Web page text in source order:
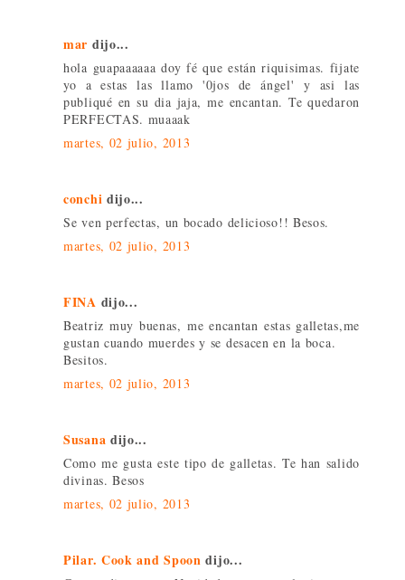
mar dijo...
hola guapaaaaaa doy fé que están riquisimas. fijate
yo a estas las llamo '0jos de ángel' y asi las
publiqué en su dia jaja, me encantan. Te quedaron
PERFECTAS. muaaak
martes, 02 julio, 2013
conchi dijo...
Se ven perfectas, un bocado delicioso!! Besos.
martes, 02 julio, 2013
FINA dijo...
Beatriz muy buenas, me encantan estas galletas,me
gustan cuando muerdes y se desacen en la boca.
Besitos.
martes, 02 julio, 2013
Susana dijo...
Como me gusta este tipo de galletas. Te han salido
divinas. Besos
martes, 02 julio, 2013
Pilar. Cook and Spoon dijo...